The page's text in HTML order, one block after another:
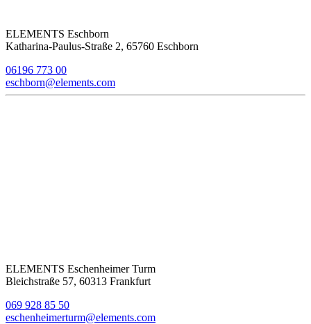
ELEMENTS Eschborn
Katharina-Paulus-Straße 2, 65760 Eschborn
06196 773 00
eschborn@elements.com
ELEMENTS Eschenheimer Turm
Bleichstraße 57, 60313 Frankfurt
069 928 85 50
eschenheimerturm@elements.com